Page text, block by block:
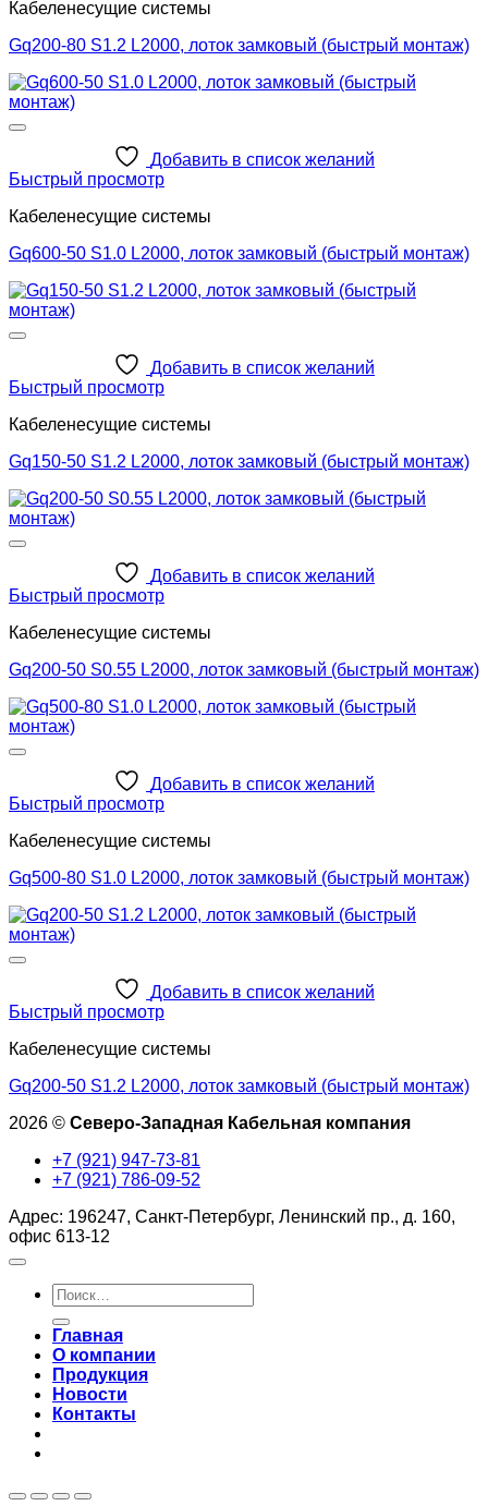
Кабеленесущие системы
Gq200-80 S1.2 L2000, лоток замковый (быстрый монтаж)
Добавить в список желаний
Быстрый просмотр
Кабеленесущие системы
Gq600-50 S1.0 L2000, лоток замковый (быстрый монтаж)
Добавить в список желаний
Быстрый просмотр
Кабеленесущие системы
Gq150-50 S1.2 L2000, лоток замковый (быстрый монтаж)
Добавить в список желаний
Быстрый просмотр
Кабеленесущие системы
Gq200-50 S0.55 L2000, лоток замковый (быстрый монтаж)
Добавить в список желаний
Быстрый просмотр
Кабеленесущие системы
Gq500-80 S1.0 L2000, лоток замковый (быстрый монтаж)
Добавить в список желаний
Быстрый просмотр
Кабеленесущие системы
Gq200-50 S1.2 L2000, лоток замковый (быстрый монтаж)
2026 © Северо-Западная Кабельная компания
+7 (921) 947-73-81
+7 (921) 786-09-52
Адрес: 196247, Санкт-Петербург, Ленинский пр., д. 160,
офис 613-12
Искать:
Главная
О компании
Продукция
Новости
Контакты